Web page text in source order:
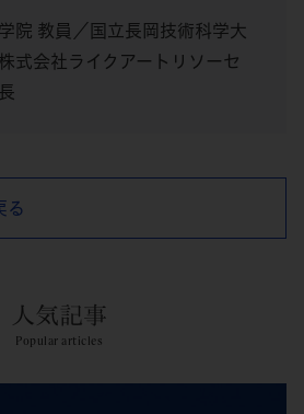
院 教員／国立長岡技術科学大
式会社ライクアートリソーセ
る
人気記事
Popular articles